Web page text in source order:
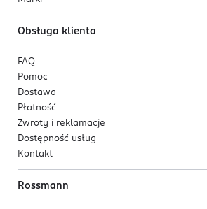
Obsługa klienta
FAQ
Pomoc
Dostawa
Płatność
Zwroty i reklamacje
Dostępność usług
Kontakt
Rossmann